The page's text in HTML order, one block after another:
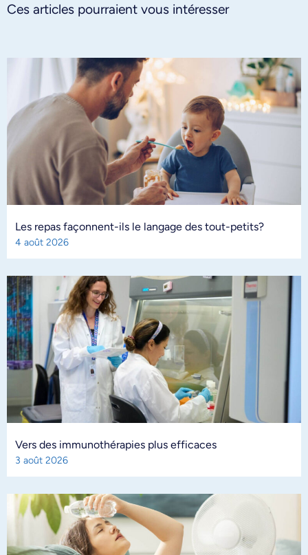
Ces articles pourraient vous intéresser
Les repas façonnent-ils le langage des tout-petits?
4 août 2026
Vers des immunothérapies plus efficaces
3 août 2026